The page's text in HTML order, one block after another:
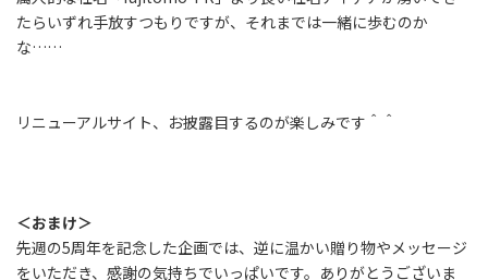
たらいずれ手放すつもりですが、それまでは一緒に歩むのか
な……
リニューアルサイト、お披露目するのが楽しみです＾＾
＜おまけ＞
先週の5周年を記念した企画では、逆に温かい贈り物やメッセージ
をいただき、感謝の気持ちでいっぱいです。ありがとうございま